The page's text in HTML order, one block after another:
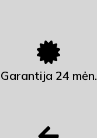
Garantija 24 mėn.